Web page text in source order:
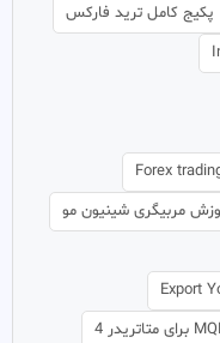
پکیج کامل ترید فارکس
Forex
مربیگری شینیون مو
Export